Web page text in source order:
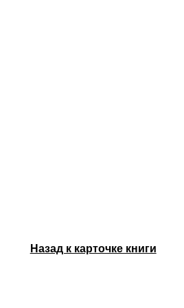
Назад к карточке книги